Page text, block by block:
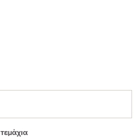
τεμάχια